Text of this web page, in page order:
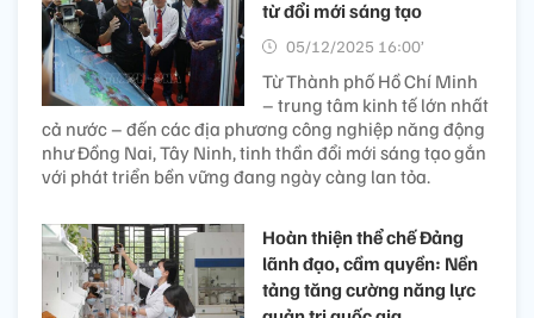
từ đổi mới sáng tạo
05/12/2025 16:00’
Từ Thành phố Hồ Chí Minh
– trung tâm kinh tế lớn nhất
cả nước – đến các địa phương công nghiệp năng động
như Đồng Nai, Tây Ninh, tinh thần đổi mới sáng tạo gắn
với phát triển bền vững đang ngày càng lan tỏa.
Hoàn thiện thể chế Đảng
lãnh đạo, cầm quyền: Nền
tảng tăng cường năng lực